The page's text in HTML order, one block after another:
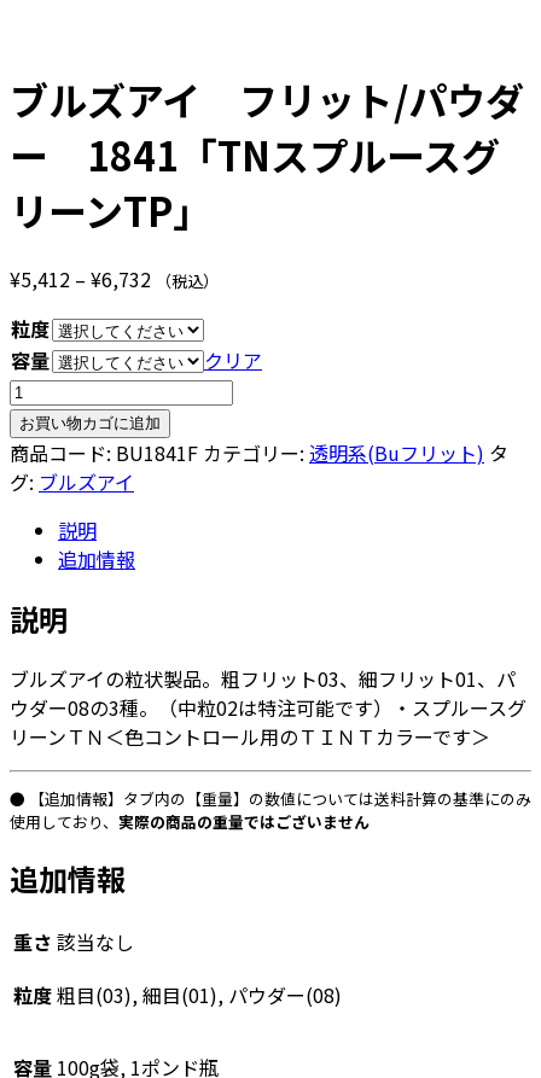
ブルズアイ フリット/パウダ
ー 1841「TNスプルースグ
リーンTP」
¥5,412 – ¥6,732価
帯:
¥5,412
¥6,732
（税込）
粒度
容量
クリア
ブ
ル
ズ
ア
ト/
ウ
ダ
ー
1841「TN
ス
プ
ー
グ
ー
TP」
お買い物カゴに追加
商品コード: BU1841F カテゴリー: 透明系(Buフリット) タ
グ: ブルズアイ
説明
追加情報
説明
ブルズアイの粒状製品。粗フリット03、細フリット01、パ
ウダー08の3種。（中粒02は特注可能です）・スプルースグ
リーンＴＮ＜色コントロール用のＴＩＮＴカラーです＞
● 【追加情報】タブ内の【重量】の数値については送料計算の基準にのみ
使用しており、 実際の商品の重量ではございません
追加情報
重さ 該当なし
粒度粗目(03), 細目(01), パウダー(08)
容量 100g袋, 1ポンド瓶